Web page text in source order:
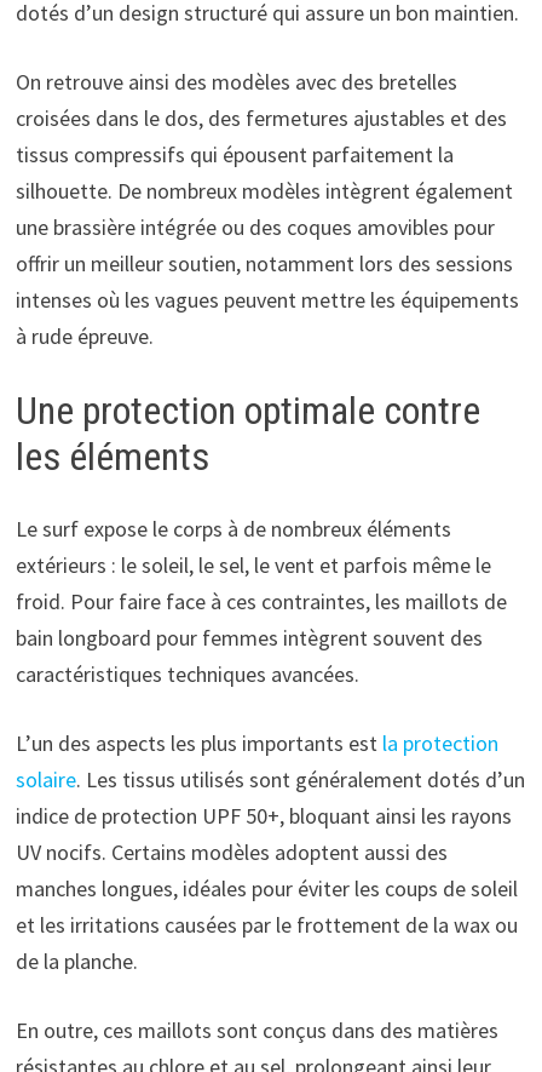
dotés d’un design structuré qui assure un bon maintien.
On retrouve ainsi des modèles avec des bretelles
croisées dans le dos, des fermetures ajustables et des
tissus compressifs qui épousent parfaitement la
silhouette. De nombreux modèles intègrent également
une brassière intégrée ou des coques amovibles pour
offrir un meilleur soutien, notamment lors des sessions
intenses où les vagues peuvent mettre les équipements
à rude épreuve.
Une protection optimale contre
les éléments
Le surf expose le corps à de nombreux éléments
extérieurs : le soleil, le sel, le vent et parfois même le
froid. Pour faire face à ces contraintes, les maillots de
bain longboard pour femmes intègrent souvent des
caractéristiques techniques avancées.
L’un des aspects les plus importants est la protection
solaire. Les tissus utilisés sont généralement dotés d’un
indice de protection UPF 50+, bloquant ainsi les rayons
UV nocifs. Certains modèles adoptent aussi des
manches longues, idéales pour éviter les coups de soleil
et les irritations causées par le frottement de la wax ou
de la planche.
En outre, ces maillots sont conçus dans des matières